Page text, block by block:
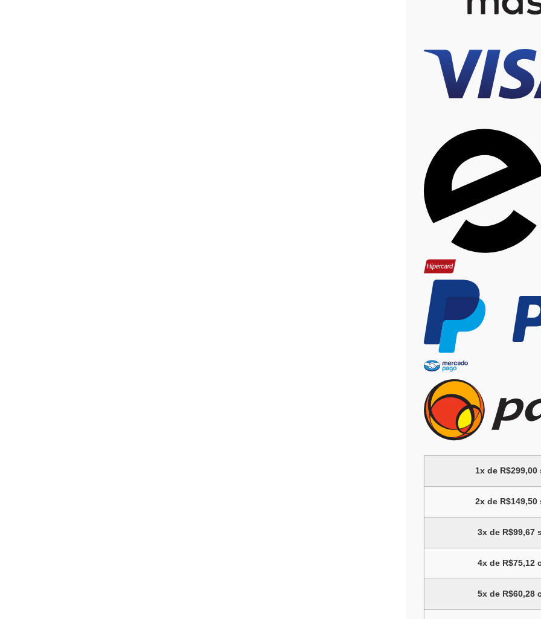
1x de R$299,00
2x de R$149,50
3x de R$99,67
4x de R$75,12
5x de R$60,28